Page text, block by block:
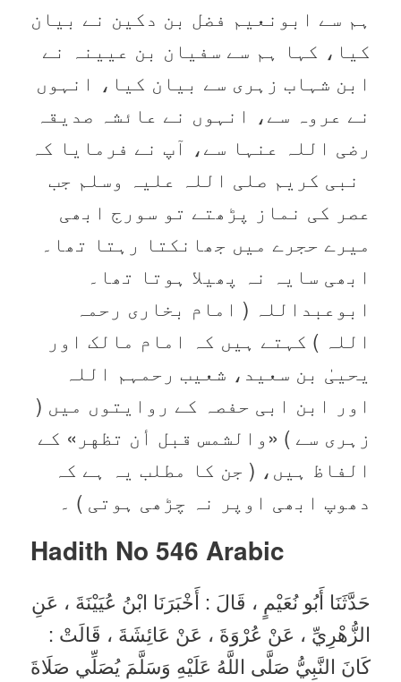
ہم سے ابونعیم فضل بن دکین نے بیان
کیا، کہا ہم سے سفیان بن عیینہ نے
ابن شہاب زہری سے بیان کیا، انہوں
نے عروہ سے، انہوں نے عائشہ صدیقہ
رضی اللہ عنہا سے، آپ نے فرمایا کہ
نبی کریم صلی اللہ علیہ وسلم جب
عصر کی نماز پڑھتے تو سورج ابھی
میرے حجرے میں جھانکتا رہتا تھا۔
ابھی سایہ نہ پھیلا ہوتا تھا۔
ابوعبداللہ ( امام بخاری رحمہ
اللہ ) کہتے ہیں کہ امام مالک اور
یحییٰ بن سعید، شعیب رحمہم اللہ
اور ابن ابی حفصہ کے روایتوں میں (
زہری سے ) «والشمس قبل أن تظهر‏» کے
الفاظ ہیں، ( جن کا مطلب یہ ہے کہ
دھوپ ابھی اوپر نہ چڑھی ہوتی ) ۔
Hadith No 546 Arabic
حَدَّثَنَا أَبُو نُعَيْمٍ ، قَالَ : أَخْبَرَنَا ابْنُ عُيَيْنَةَ ، عَنِ
الزُّهْرِيِّ ، عَنْ عُرْوَةَ ، عَنْ عَائِشَةَ ، قَالَتْ :
كَانَ النَّبِيُّ صَلَّى اللَّهُ عَلَيْهِ وَسَلَّمَ يُصَلِّي صَلَاةَ